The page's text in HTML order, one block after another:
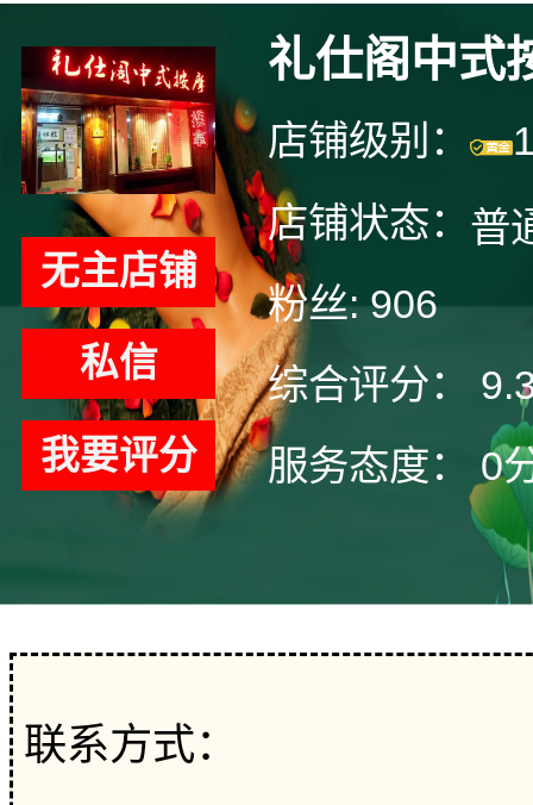
无主店铺
私信
我要评分
礼仕阁中式
店铺级别：
店铺状态： 普
粉丝: 906
综合评分：
服务态度：
0
联系方式：